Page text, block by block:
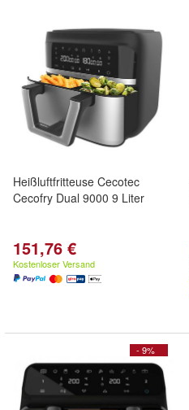
Heißluftfritteuse Cecotec
Cecofry Dual 9000 9 Liter
151,76 €
Kostenloser Versand
- 9%